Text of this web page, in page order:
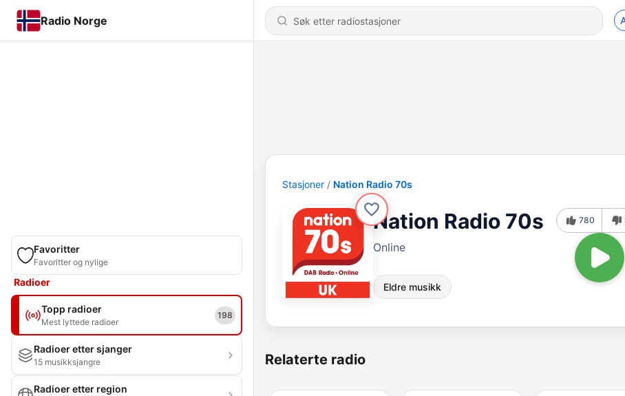
Radio Norge
Favoritter
Favoritter og nylige
Radioer
Topp radioer
Mest lyttede radioer
198
Radioer etter sjanger
15 musikksjangre
Radioer etter region
Stasjoner Nation Radio 70s
Nation Radio 70s
Online
Eldre musikk
780
Relaterte radio